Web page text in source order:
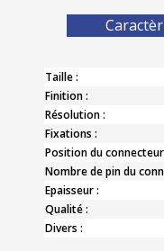
Taille :
Finition :
Résolution :
Fixations :
Position du
Nombre de pin du
Epaisseur :
Qualité :
Divers :